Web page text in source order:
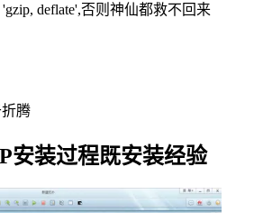
deflate',否则神仙都救不回来
腾
安装过程既安装经验